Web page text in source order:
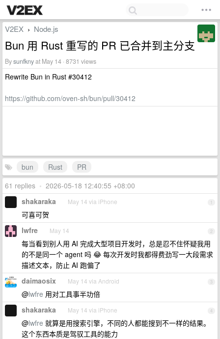
V2EX › Node.js
Bun 用 Rust 重写的 PR 已合并到主分支
Bysunfknyat May 14 · 8731 views
Rewrite Bun in Rust #30412
https://github.com/oven-sh/bun/pull/30412
bun Rust
PR
61 replies • 2026-05-18 12:40:55 +08:00
1
shakaraka May 14 via iPhone
可喜可贺
2
lwfre May 14
每当看到别人用 AI 完成大型项目开发时，总是忍不住怀疑我用
的不是同一个 agent 吗 😂 每次开发时我都得费劲写一大段需求
描述文本，防止 AI 跑偏了
3
daimaosix May 14 via Android
@lwfre 用对工具事半功倍
4
shakaraka May 14 via iPhone
@lwfre 就算是用搜索引擎，不同的人都能搜到不一样的结果。
这个东西本质是驾驭工具的能力